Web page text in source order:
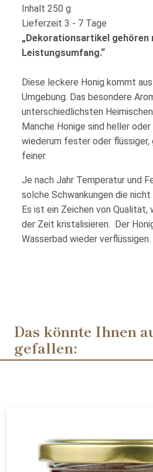
Inhalt 250 g
Lieferzeit 3 - 7 Tage
„Dekorationsartikel gehören
Leistungsumfang.“
Diese leckere Honig kommt
Umgebung. Das besondere
unterschiedlichsten
Manche Honige sind heller oder
wiederum fester oder flüssiger,
feiner.
Je nach Jahr Temperatur und
solche Schwankungen die nicht
Es ist ein Zeichen von Qualität,
der Zeit kristalisieren. Der
Wasserbad wieder verflüssigen.
Das könnte Ihnen
gefallen: